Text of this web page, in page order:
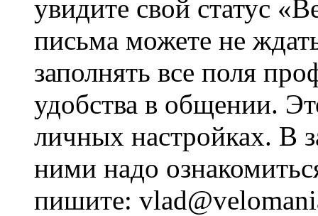
увидите свой статус
письма можете не
заполнять все поля
удобства в общении.
личных настройках. В
ними надо
пишите: